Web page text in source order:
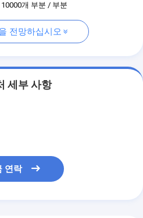
10000개 부분 / 부분
전망하십시오
세부 사항
연락